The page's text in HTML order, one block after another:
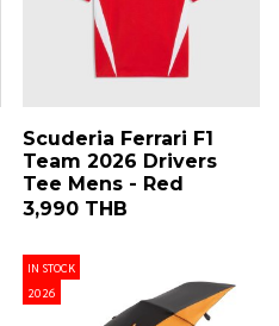
Scuderia Ferrari F1
Team 2026 Drivers
Tee Mens - Red
3,990 THB
IN STOCK
2026